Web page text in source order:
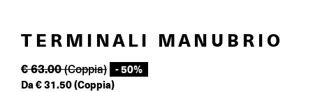
TERMINALI MANUBRIO
€63.00(Coppia) - 50%
Da€31.50(Coppia)